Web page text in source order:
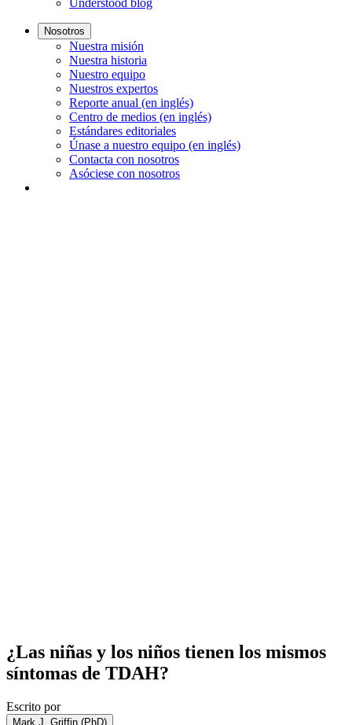
Understood blog
Nosotros
Nuestra misión
Nuestra historia
Nuestro equipo
Nuestros expertos
Reporte anual (en inglés)
Centro de medios (en inglés)
Estándares editoriales
Únase a nuestro equipo (en inglés)
Contacta con nosotros
Asóciese con nosotros
¿Las niñas y los niños tienen los mismos
síntomas de TDAH?
Escrito por
Mark J. Griffin (PhD)